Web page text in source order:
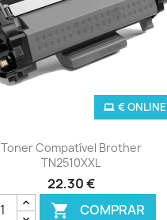
Ver+
Toner Compatível Brother
TN2510XXL
22,30 €
 COMPRAR
€ ONLINE